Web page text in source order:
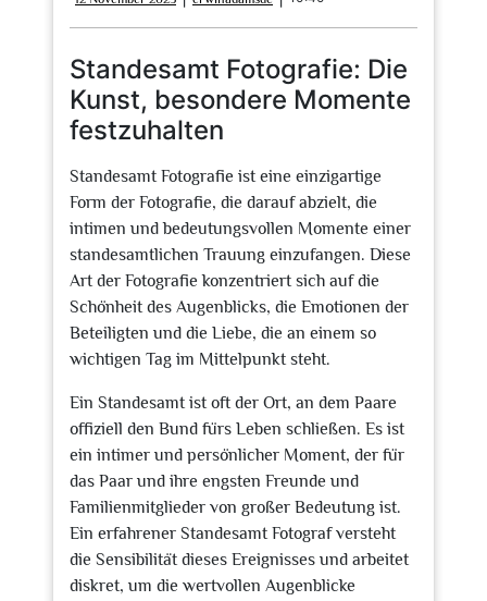
November
2025
Standesamt Fotografie: Die
Kunst, besondere Momente
festzuhalten
Standesamt Fotografie ist eine einzigartige
Form der Fotografie, die darauf abzielt, die
intimen und bedeutungsvollen Momente einer
standesamtlichen Trauung einzufangen. Diese
Art der Fotografie konzentriert sich auf die
Schönheit des Augenblicks, die Emotionen der
Beteiligten und die Liebe, die an einem so
wichtigen Tag im Mittelpunkt steht.
Ein Standesamt ist oft der Ort, an dem Paare
offiziell den Bund fürs Leben schließen. Es ist
ein intimer und persönlicher Moment, der für
das Paar und ihre engsten Freunde und
Familienmitglieder von großer Bedeutung ist.
Ein erfahrener Standesamt Fotograf versteht
die Sensibilität dieses Ereignisses und arbeitet
diskret, um die wertvollen Augenblicke